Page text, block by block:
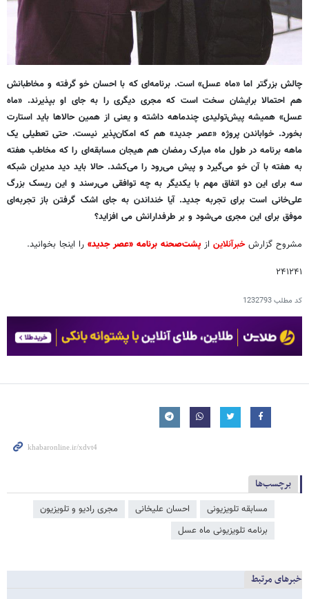
چالش بزرگتر اما «ماه عسل» است. برنامه‌ای که با احسان خو گرفته و مخاطبانش
هم احتمالا برایشان سخت است که مجری دیگری را به جای او بپذیرند. «ماه
عسل» همیشه پیش‌تولیدی چندماهه داشته و یعنی از همین حالاها باید استارت
بخورد. خواباندن پروژه «عصر جدید» هم که امکان‌پذیر نیست. حتی تعطیلی یک
ماهه برنامه در طول ماه مبارک رمضان هم هیجان مسابقه‌ای را که مخاطب هفته
به هفته با آن خو می‌گیرد و پیش می‌رود را می‌کشد. حالا باید دید مدیران شبکه
سه برای این دو اتفاق مهم با یکدیگر به چه توافقی می‌رسند و این ریسک بزرگ
علی‌خانی است برای تجربه جدید. آیا خنداندن به جای اشک گرفتن باز تجربه‌ای
موفق برای این مجری می‌شود و بر طرفدارانش می افزاید؟
مشروح گزارشخبرآنلاین از پشت‌صحنه برنامه «عصر جدید» را اینجا بخوانید.
۲۴۱۲۴۱
کد مطلب1232793
برچسب‌ها
مسابقه تلویزیونی احسان علیخانی
مجری رادیو و تلویزیون
برنامه تلویزیونی ماه عسل
خبرهای مرتبط